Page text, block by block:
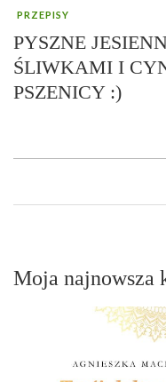
PRZEPISY
PYSZNE
ŚLIWKAMI I
PSZENICY :)
Moja najnowsza